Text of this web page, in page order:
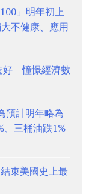
」明年初上
不健康、應用
好 憧憬經濟數
預計明年略為
三桶油跌1%
束美國史上最